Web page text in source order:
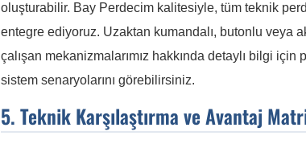
oluşturabilir. Bay Perdecim kalitesiyle, tüm teknik
entegre ediyoruz. Uzaktan kumandalı, butonlu veya
çalışan mekanizmalarımız hakkında detaylı bilgi için
sistem senaryolarını görebilirsiniz.
5. Teknik Karşılaştırma ve Avantaj